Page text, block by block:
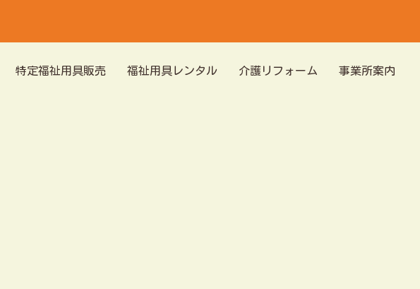
特定福祉用具販売 福祉用具レンタル 介護リフォーム 事業所案内